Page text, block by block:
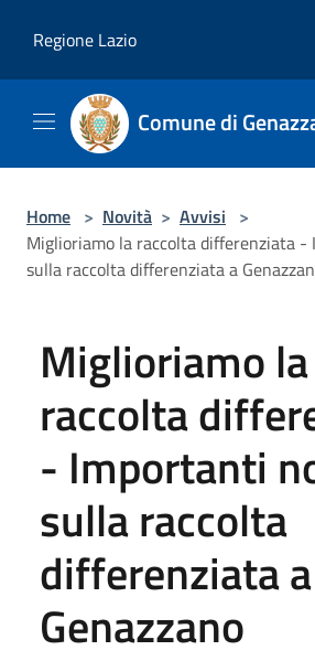
Regione Lazio
Comune di
Home > Novità > Avvisi >
Miglioriamo la raccolta differenziata
sulla raccolta differenziata a
Miglioriamo la
raccolta
- Importanti
sulla raccolta
differenziata a
Genazzano